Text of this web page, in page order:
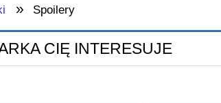
» Spoilery
CIĘ INTERESUJE